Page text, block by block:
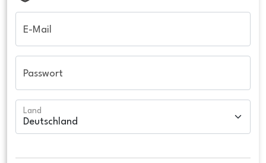
E-Mail
Passwort
Land